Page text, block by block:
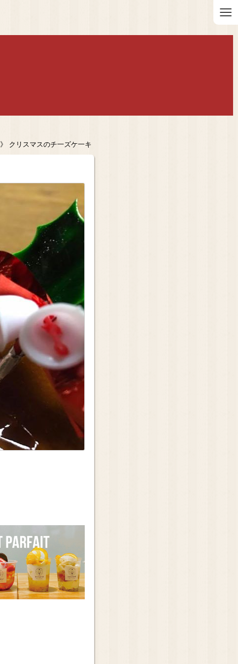
≡
》 クリスマスのチ一ズケ一キ